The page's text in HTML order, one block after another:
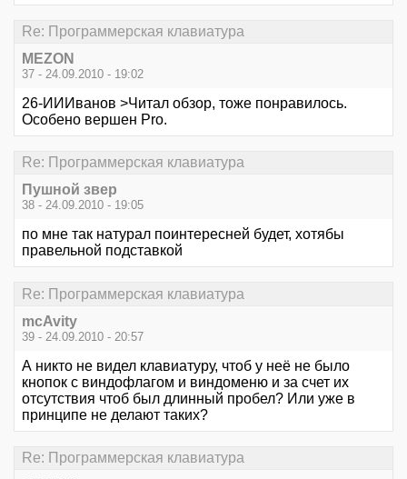
Re: Программерская клавиатура
MEZON
37 - 24.09.2010 - 19:02
26-ИИИванов >Читал обзор, тоже понравилось.
Особено вершен Pro.
Re: Программерская клавиатура
Пушной звер
38 - 24.09.2010 - 19:05
по мне так натурал поинтересней будет, хотябы
правельной подставкой
Re: Программерская клавиатура
mcAvity
39 - 24.09.2010 - 20:57
А никто не видел клавиатуру, чтоб у неё не было
кнопок с виндофлагом и виндоменю и за счет их
отсутствия чтоб был длинный пробел? Или уже в
принципе не делают таких?
Re: Программерская клавиатура